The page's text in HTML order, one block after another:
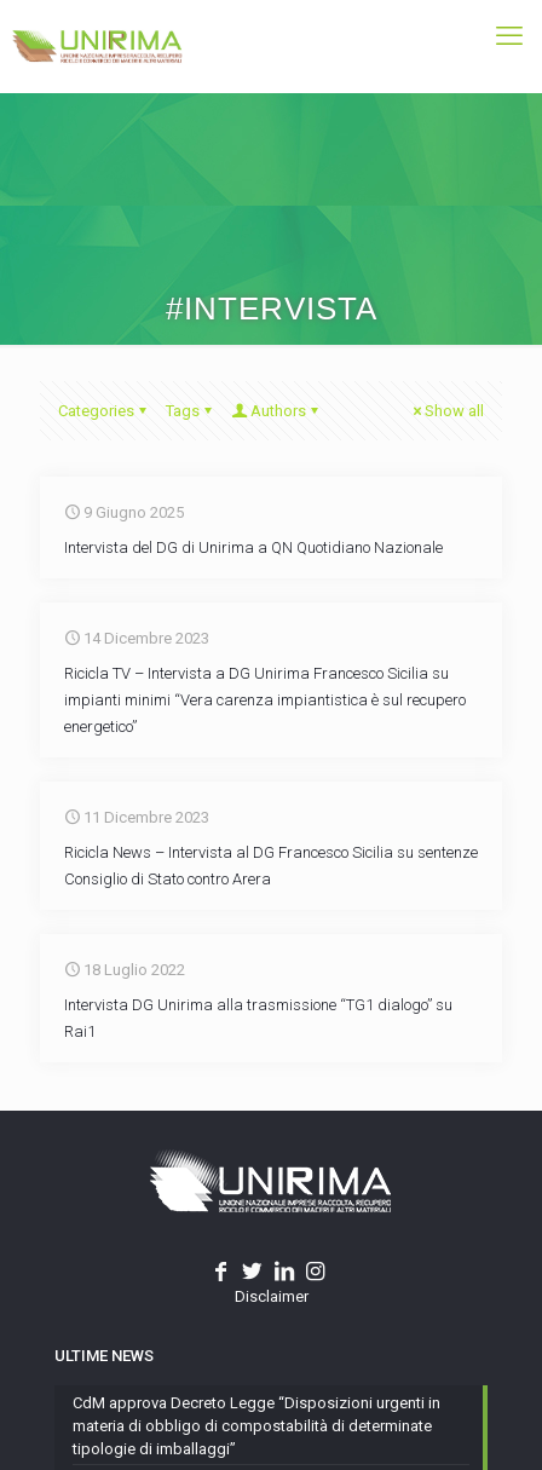
#INTERVISTA
Categories Tags Authors Show all
9 Giugno 2025
Intervista del DG di Unirima a QN Quotidiano Nazionale
14 Dicembre 2023
Ricicla TV – Intervista a DG Unirima Francesco Sicilia su
impianti minimi “Vera carenza impiantistica è sul recupero
energetico”
11 Dicembre 2023
Ricicla News – Intervista al DG Francesco Sicilia su sentenze
Consiglio di Stato contro Arera
18 Luglio 2022
Intervista DG Unirima alla trasmissione “TG1 dialogo” su
Rai1
Disclaimer
ULTIME NEWS
CdM approva Decreto Legge “Disposizioni urgenti in
materia di obbligo di compostabilità di determinate
tipologie di imballaggi”